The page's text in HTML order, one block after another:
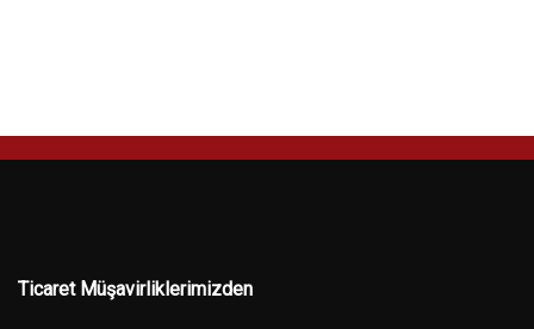
Ticaret Müşavirliklerimizden